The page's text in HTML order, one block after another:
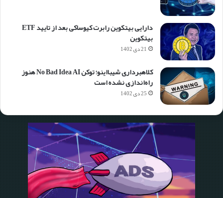
08 آبان 1403 0
41
تحلیل و بررسی رمزارز سولانا (SOL): ۵ مهر